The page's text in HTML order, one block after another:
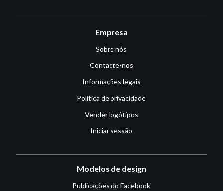
Empresa
Sobre nós
Contacte-nos
Informações legais
Política de privacidade
Vender logótipos
Iniciar sessão
Modelos de design
Publicações do Facebook